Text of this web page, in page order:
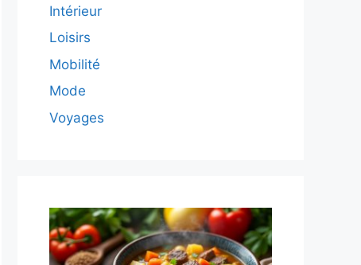
Intérieur
Loisirs
Mobilité
Mode
Voyages